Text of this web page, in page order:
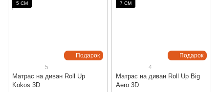
Подарок
5 СМ
5
Матрас на диван Roll Up
Kokos 3D
Подарок
7 СМ
4
Матрас на диван Roll Up Big
Aero 3D